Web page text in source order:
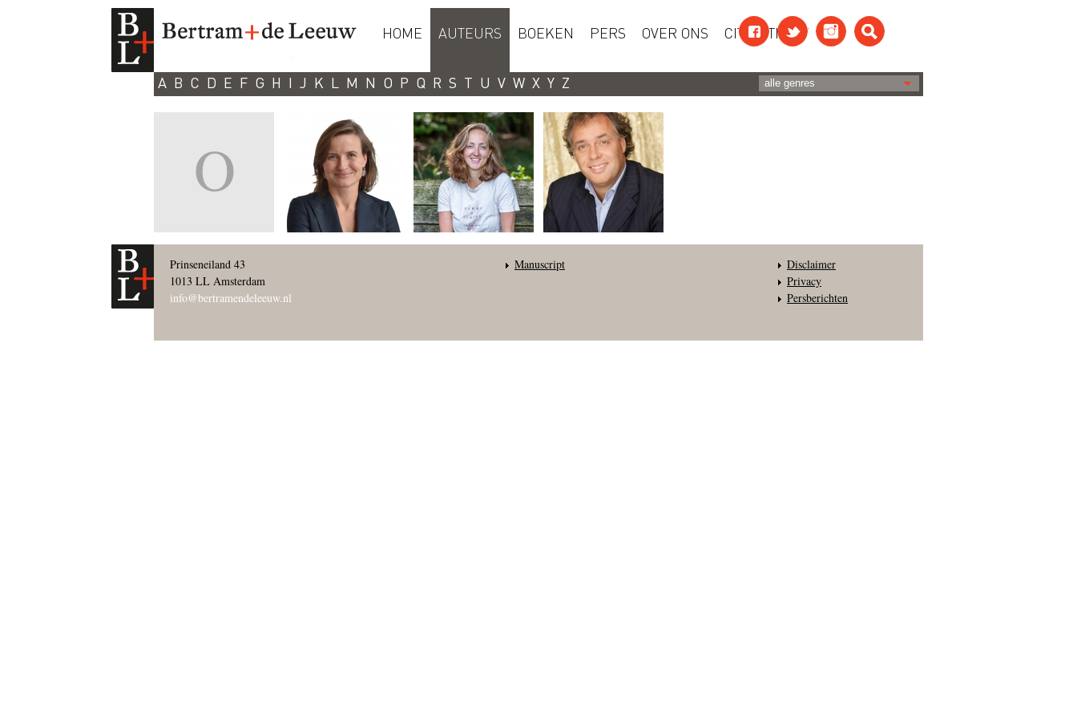
HOME AUTEURS BOEKEN PERS OVER ONS CITAATTEKST
A B C D E F G H I J K L M N O P Q R S T U V W X Y Z
O
Prinseneiland 43
1013 LL Amsterdam
info@bertramendeleeuw.nl
Manuscript
Disclaimer
Privacy
Persberichten